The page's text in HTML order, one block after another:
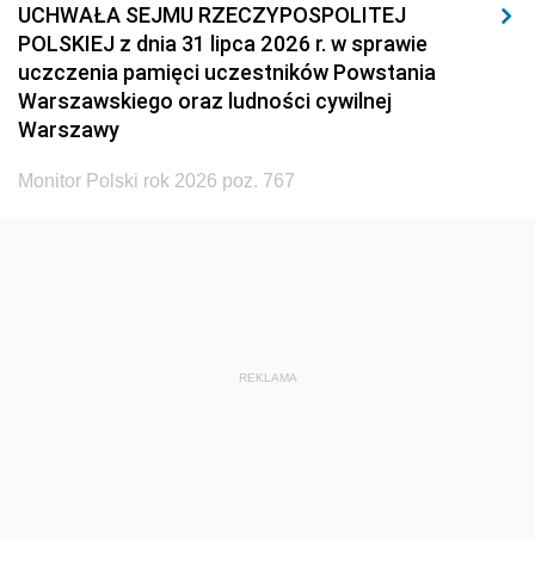
UCHWAŁA SEJMU RZECZYPOSPOLITEJ
POLSKIEJ z dnia 31 lipca 2026 r. w sprawie
uczczenia pamięci uczestników Powstania
Warszawskiego oraz ludności cywilnej
Warszawy
Monitor Polski rok 2026 poz. 767
REKLAMA